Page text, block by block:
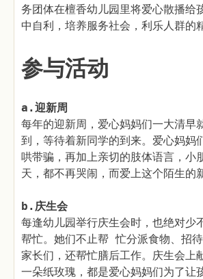
务团体在檀香幼儿园里将爱心散播给
中自利，培养服务社会，利乐人群的
参与活动
a.迎新周
每年的迎新周，爱心妈妈们一大清早
到，等待着新同学的到来。爱心妈妈
哄带骗，再加上亲切的肢体语言，小
天，都不再哭闹，而爱上这个陌生的
b.庆生会
每逢幼儿园举行庆生会时，也绝对少
帮忙。她们不止帮 忙分派食物、招
家长们，还帮忙膳后工作。庆生会上
一朵纸玫瑰，都是爱心妈妈们为了让